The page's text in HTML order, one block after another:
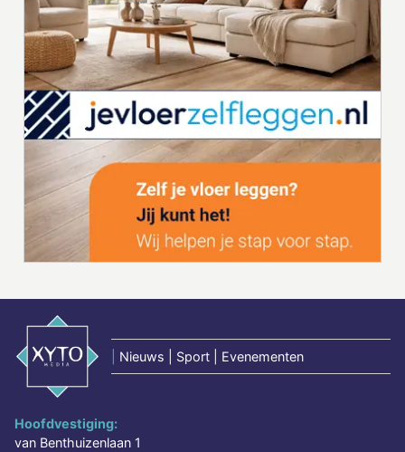
Nieuws | Sport | Evenementen
Hoofdvestiging:
van Benthuizenlaan 1